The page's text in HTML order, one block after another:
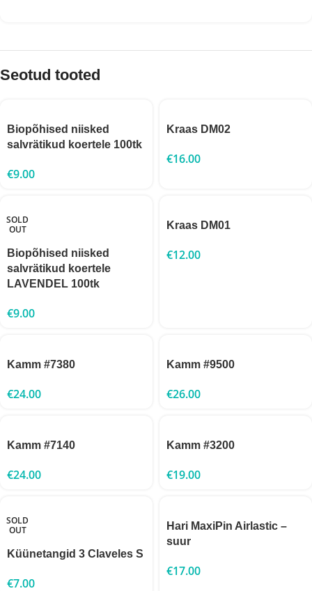
Seotud tooted
Biopõhised niisked
salvrätikud koertele 100tk
€9.00
Kraas DM02
€16.00
SOLD
OUT
Biopõhised niisked
salvrätikud koertele
LAVENDEL 100tk
€9.00
Kraas DM01
€12.00
Kamm #7380
€24.00
Kamm #9500
€26.00
Kamm #7140
€24.00
Kamm #3200
€19.00
SOLD
OUT
Küünetangid 3 Claveles S
€7.00
Hari MaxiPin Airlastic –
suur
€17.00